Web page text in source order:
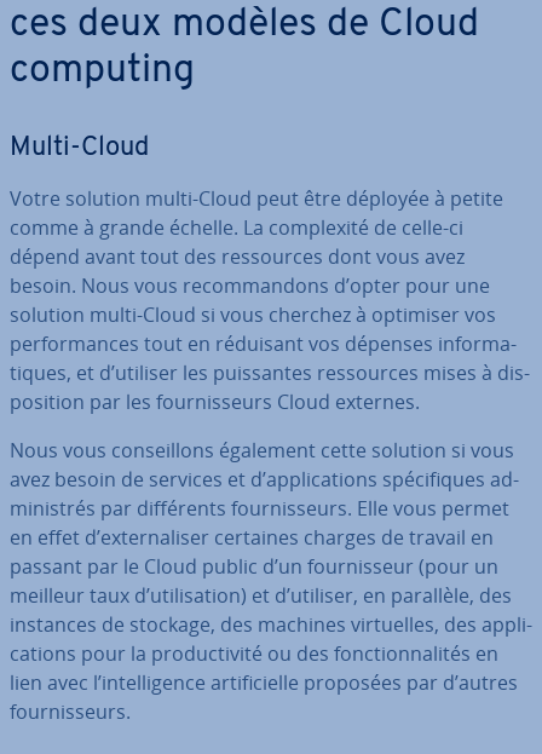
ces deux modèles de Cloud
computing
Multi-Cloud
Votre solution multi-Cloud peut être déployée à petite
comme à grande échelle. La com­plexité de celle-ci
dépend avant tout des res­sources dont vous avez
besoin. Nous vous re­com­man­dons d’opter pour une
solution multi-Cloud si vous cherchez à optimiser vos
per­for­mances tout en réduisant vos dépenses in­for­ma­
tiques, et d’utiliser les puis­santes res­sources mises à dis­
po­si­tion par les four­nis­seurs Cloud externes.
Nous vous con­seil­lons également cette solution si vous
avez besoin de services et d’ap­pli­ca­tions spé­ci­fiques ad­
mi­nis­trés par dif­fé­rents four­nis­seurs. Elle vous permet
en effet d’ex­ter­na­li­ser certaines charges de travail en
passant par le Cloud public d’un four­nis­seur (pour un
meilleur taux d’uti­li­sa­tion) et d’utiliser, en parallèle, des
instances de stockage, des machines vir­tuelles, des ap­pli­
ca­tions pour la pro­duc­ti­vité ou des fonc­tion­na­li­tés en
lien avec l’in­tel­li­gence ar­ti­fi­cielle proposées par d’autres
four­nis­seurs.